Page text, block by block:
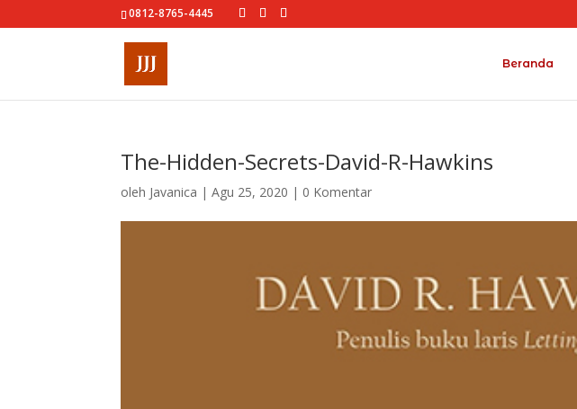
0812-8765-4445
Beranda
The-Hidden-Secrets-David-R-Hawkins
oleh Javanica |Agu 25, 2020 | 0 Komentar